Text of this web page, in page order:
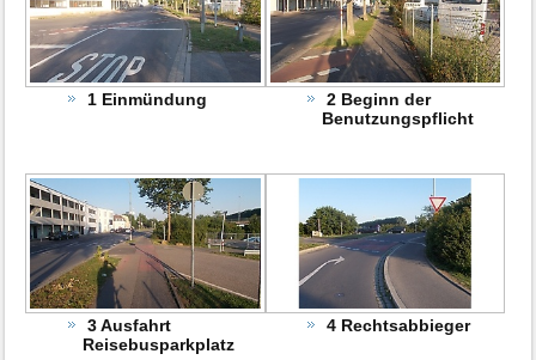
1 Einmündung
2 Beginn der
Benutzungspflicht
3 Ausfahrt
Reisebusparkplatz
4 Rechtsabbieger